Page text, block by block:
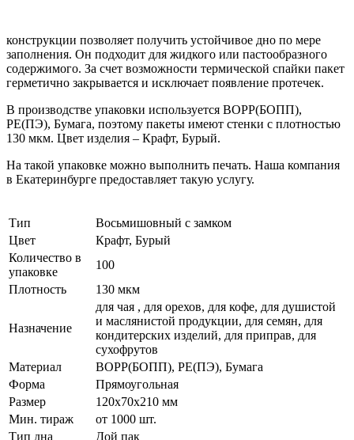
конструкции позволяет получить устойчивое дно по мере
заполнения. Он подходит для жидкого или пастообразного
содержимого. За счет возможности термической спайки пакет
герметично закрывается и исключает появление протечек.
В производстве упаковки используется BOPP(БОПП),
PE(ПЭ), Бумага, поэтому пакеты имеют стенки с плотностью
130 мкм. Цвет изделия – Крафт, Бурый.
На такой упаковке можно выполнить печать. Наша компания
в Екатеринбурге предоставляет такую услугу.
Тип
Восьмишовный с замком
Цвет
Крафт, Бурый
Количество в
упаковке
100
Плотность
130 мкм
Назначение
для чая , для орехов, для кофе, для душистой
и маслянистой продукции, для семян, для
кондитерских изделий, для приправ, для
сухофрутов
Материал
BOPP(БОПП), PE(ПЭ), Бумага
Форма
Прямоугольная
Размер
120x70x210 мм
Мин. тираж
от 1000 шт.
Тип дна
Дой пак